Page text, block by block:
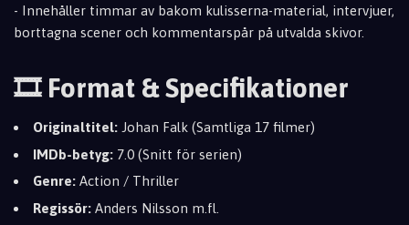
- Innehåller timmar av bakom kulisserna-material, intervjuer,
borttagna scener och kommentarspår på utvalda skivor.
🎞️ Format & Specifikationer
Originaltitel: Johan Falk (Samtliga 17 filmer)
IMDb-betyg: 7.0 (Snitt för serien)
Genre: Action / Thriller
Regissör: Anders Nilsson m.fl.